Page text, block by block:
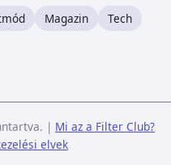
Magazin
Tech
| Mi az a Filter Club?
elvek